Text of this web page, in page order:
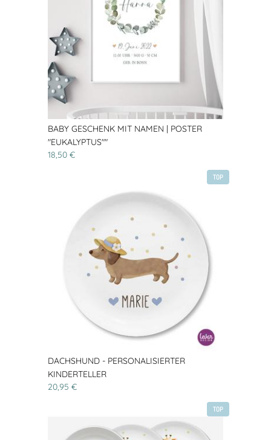
BABY GESCHENK MIT NAMEN | POSTER
"EUKALYPTUS""
18,50 €
TOP
DACHSHUND - PERSONALISIERTER
KINDERTELLER
20,95 €
TOP